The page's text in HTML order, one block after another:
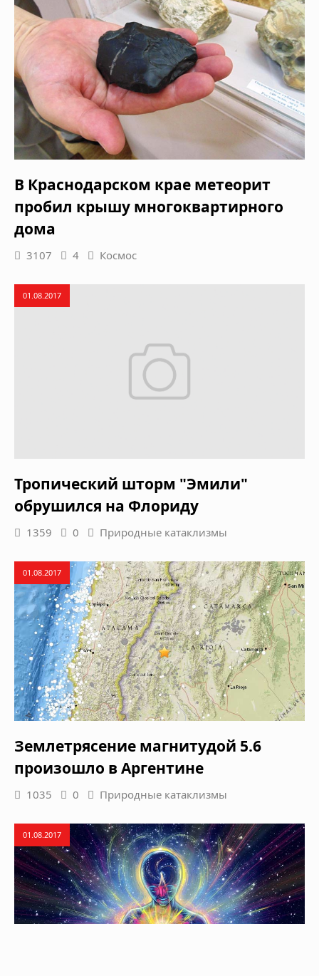
В Краснодарском крае метеорит
пробил крышу многоквартирного
дома
3107 4 Космос
01.08.2017
Тропический шторм "Эмили"
обрушился на Флориду
1359 0 Природные катаклизмы
01.08.2017
Землетрясение магнитудой 5.6
произошло в Аргентине
1035 0 Природные катаклизмы
01.08.2017